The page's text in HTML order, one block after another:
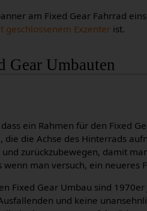
am Fixed Gear Fahrrad
Exzenter ist.
Gear Umbauten
ein Rahmen für den Fixed
die die Achse des Hinterrads
zurückzubewegen, damit
wenn man versuch, ein
Fixed Gear Umbau sind
und keine